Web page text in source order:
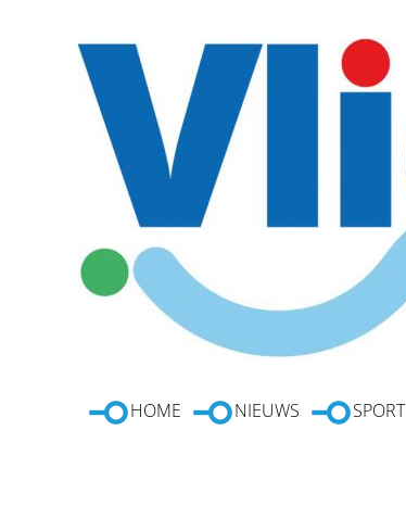
HOME NIEUWS SPORT